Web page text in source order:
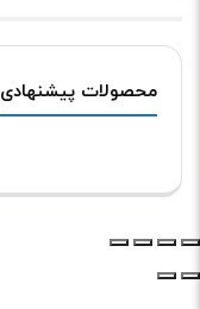
محصولات پیشنهادی